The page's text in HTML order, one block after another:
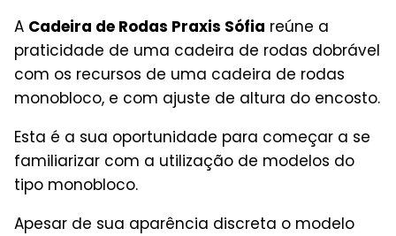
A Cadeira de Rodas Praxis Sófia reúne a
praticidade de uma cadeira de rodas dobrável
com os recursos de uma cadeira de rodas
monobloco, e com ajuste de altura do encosto.
Esta é a sua oportunidade para começar a se
familiarizar com a utilização de modelos do
tipo monobloco.
Apesar de sua aparência discreta o modelo